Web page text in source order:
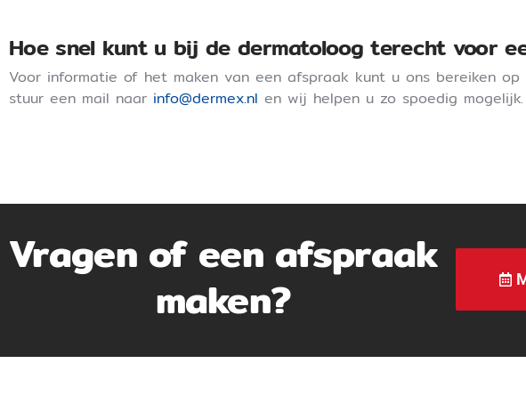
Hoe snel kunt u bij de dermatoloog terecht voor
Voor informatie of het maken van een afspraak kunt u ons bereiken op
stuur een mail naar info@dermex.nl en wij helpen u zo spoedig mogelijk.
Vragen of een afspraak
maken?